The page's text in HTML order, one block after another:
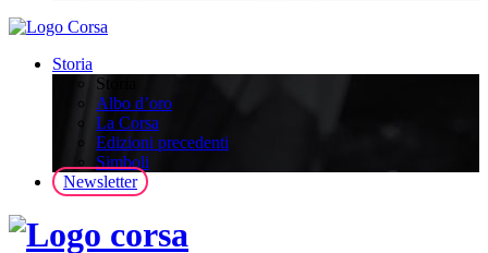
Storia
Storia
Albo d’oro
La Corsa
Edizioni precedenti
Simboli
Newsletter